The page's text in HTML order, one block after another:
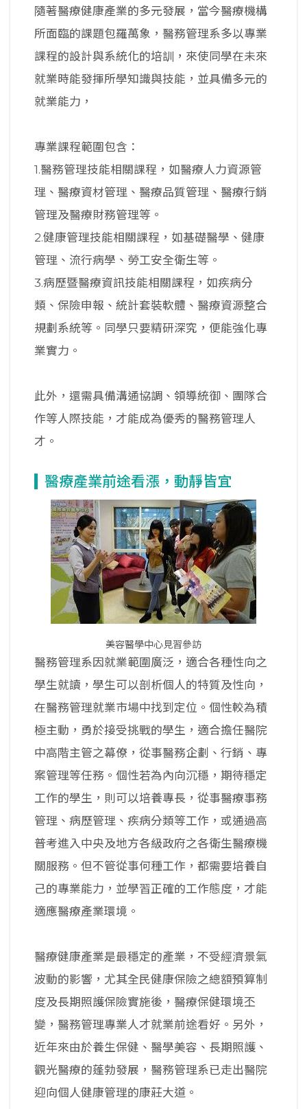
隨著醫療健康產業的多元發展，當今醫療機構
所面臨的課題包羅萬象，醫務管理系多以專業
課程的設計與系統化的培訓，來使同學在未來
就業時能發揮所學知識與技能，並具備多元的
就業能力，
專業課程範圍包含：
1.醫務管理技能相關課程，如醫療人力資源管
理、醫療資材管理、醫療品質管理、醫療行銷
管理及醫療財務管理等。
2.健康管理技能相關課程，如基礎醫學、健康
管理、流行病學、勞工安全衛生等。
3.病歷暨醫療資訊技能相關課程，如疾病分
類、保險申報、統計套裝軟體、醫療資源整合
規劃系統等。同學只要精研深究，便能強化專
業實力。
此外，還需具備溝通協調、領導統御、團隊合
作等人際技能，才能成為優秀的醫務管理人
才。
醫療產業前途看漲，動靜皆宜
美容醫學中心見習參訪
醫務管理系因就業範圍廣泛，適合各種性向之
學生就讀，學生可以剖析個人的特質及性向，
在醫務管理就業市場中找到定位。個性較為積
極主動，勇於接受挑戰的學生，適合擔任醫院
中高階主管之幕僚，從事醫務企劃、行銷、專
案管理等任務。個性若為內向沉穩，期待穩定
工作的學生，則可以培養專長，從事醫療事務
管理、病歷管理、疾病分類等工作，或通過高
普考進入中央及地方各級政府之各衛生醫療機
關服務。但不管從事何種工作，都需要培養自
己的專業能力，並學習正確的工作態度，才能
適應醫療產業環境。
醫療健康產業是最穩定的產業，不受經濟景氣
波動的影響，尤其全民健康保險之總額預算制
度及長期照護保險實施後，醫療保健環境丕
變，醫務管理專業人才就業前途看好。另外，
近年來由於養生保健、醫學美容、長期照護、
觀光醫療的蓬勃發展，醫務管理系已走出醫院
迎向個人健康管理的康莊大道。